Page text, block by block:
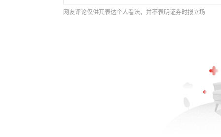
网友评论仅供其表达个人看法，并不表明证券时报立场